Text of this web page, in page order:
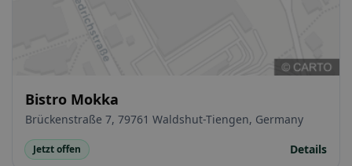
Bistro Mokka
Brückenstraße 7, 79761 Waldshut-Tiengen, Germany
Jetzt offen Details